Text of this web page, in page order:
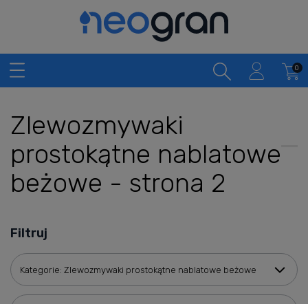
Zlewozmywaki
prostokątne nablatowe
beżowe - strona 2
Filtruj
Kategorie: Zlewozmywaki prostokątne nablatowe beżowe